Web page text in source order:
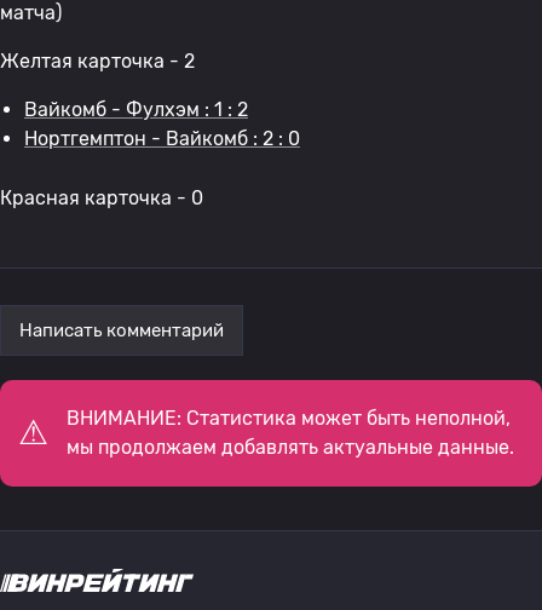
матча)
Желтая карточка - 2
Вайкомб - Фулхэм : 1 : 2
Нортгемптон - Вайкомб : 2 : 0
Красная карточка - 0
Написать комментарий
ВНИМАНИЕ: Статистика может быть неполной,
мы продолжаем добавлять актуальные данные.